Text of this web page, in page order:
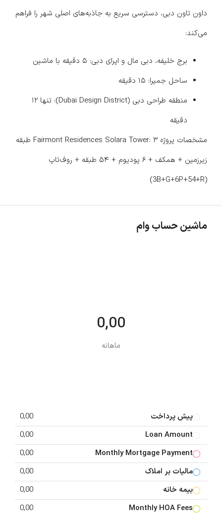
داون تاون دبی، دسترسی سریع به جاذبه‌های اصلی شهر را فراهم
می‌کند:
برج خلیفه، دبی مال و اپرای دبی: ۵ دقیقه با ماشین
ساحل جمیرا: ۱۵ دقیقه
منطقه طراحی دبی (Dubai Design District): تنها ۱۲
دقیقه
مشخصات پروژه Fairmont Residences Solara Tower: ۳ طبقه
زیرزمین + همکف + ۶ پودیوم + ۵۴ طبقه + روف‌تاپ
(3B+G+6P+54+R)
ماشین حساب وام
0,00
ماهانه
پیش پرداخت
0,00
Loan Amount
0,00
Monthly Mortgage Payment
0,00
مالیات بر املاک
0,00
بیمه خانه
0,00
Monthly HOA Fees
0,00